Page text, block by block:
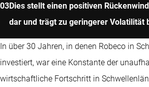
Dies stellt einen positiven
dar und trägt zu geringerer Volatilität
In über 30 Jahren, in denen Robeco in
investiert, war eine Konstante der
wirtschaftliche Fortschritt in